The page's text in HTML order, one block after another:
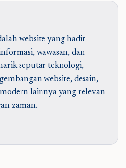
website yang hadir
wawasan, dan
seputar teknologi,
website, desain,
lainnya yang relevan
zaman.